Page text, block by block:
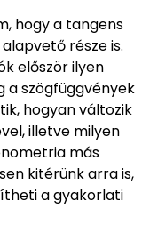
hogy a tangens
része is.
először ilyen
a szögfüggvények
hogyan változik
illetve milyen
más
kitérünk arra is,
a gyakorlati